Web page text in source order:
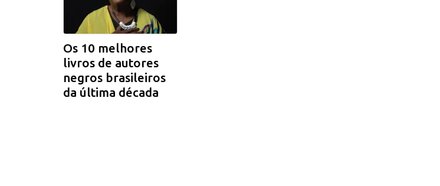
Os 10 melhores
livros de autores
negros brasileiros
da última década